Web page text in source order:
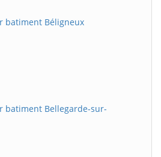
batiment Béligneux
batiment Bellegarde-sur-